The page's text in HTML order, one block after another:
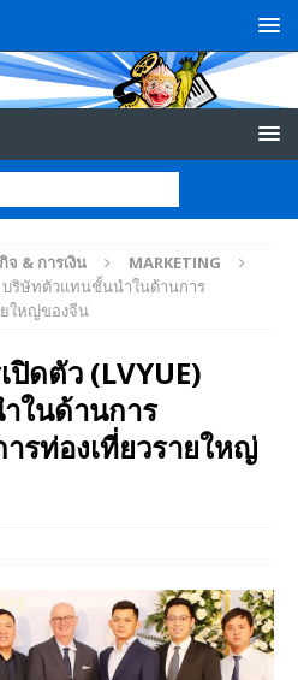
จ & การเงิน
MARKETING
บริษัทตัวแทนชั้นนำในด้านการ
ยใหญ่ของจีน
ปิดตัว (LVYUE)
ในด้านการ
รท่องเที่ยวรายใหญ่